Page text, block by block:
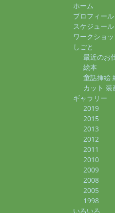
ホーム
プロフィール
スケジュール
ワークショ
しごと
最近のお
絵本
童話挿絵
カット 装
ギャラリー
2019
2015
2013
2012
2011
2010
2009
2008
2005
1998
いろいろ